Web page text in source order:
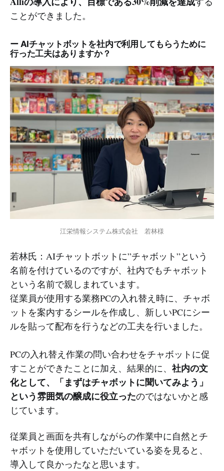
ことができました。
ー AIチャットボットを社内で利用してもらうために
行った工夫はありますか？
江栄情報システム株式会社　若林様
若林氏：AIチャットボットに”チャボット”という
名前を付けているのですが、社内でもチャボット
という名前で親しまれています。
従業員が使用する業務PCの入れ替え時に、チャボ
ットを案内するシールを作成し、新しいPCにシー
ルを貼って配布を行うなどの工夫を行いました。
PCの入れ替え作業の問い合わせをチャボットに促
すことができたことに加え、結果的に、 社内の文
化として、「まずはチャボットに聞いてみよう」
という雰囲気の醸成に役立ったのではないかと感
じています。
従業員と画面を共有しながらの作業中に自然とチ
ャボットを使用していただいている姿を見ると、
導入して良かったなと思います。